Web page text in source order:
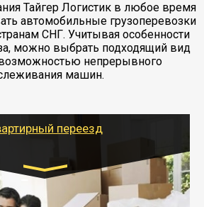
Тайгер Логистик в любое время
автомобильные грузоперевозки
СНГ. Учитывая особенности
можно выбрать подходящий вид
непрерывного
машин.
переезд
1,5 и 3 тонны